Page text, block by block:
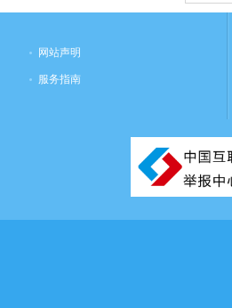
网站声明
服务指南